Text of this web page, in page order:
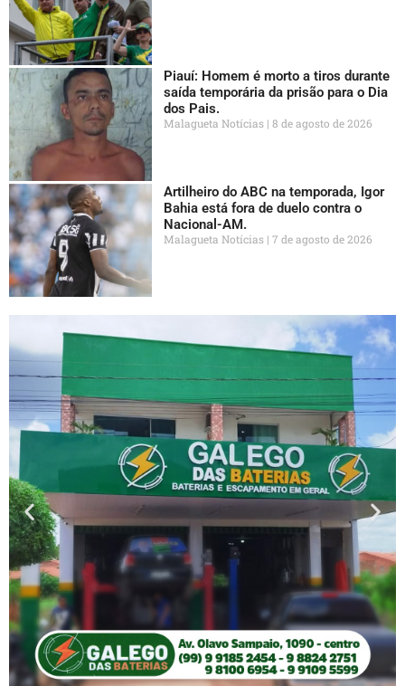
Piauí: Homem é morto a tiros durante
saída temporária da prisão para o Dia
dos Pais.
Malagueta Notícias 8 de agosto de 2026
Artilheiro do ABC na temporada, Igor
Bahia está fora de duelo contra o
Nacional-AM.
Malagueta Notícias 7 de agosto de 2026